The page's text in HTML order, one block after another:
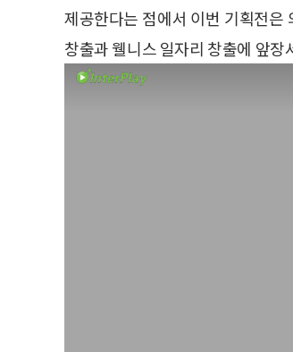
제공한다는 점에서 이번 기획전은
창출과 웰니스 일자리 창출에 앞장